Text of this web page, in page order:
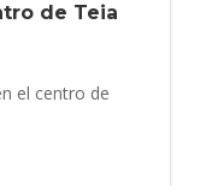
de Teia
el centro de